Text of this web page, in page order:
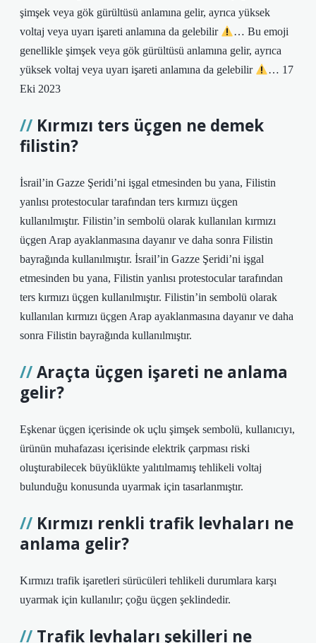
şimşek veya gök gürültüsü anlamına gelir, ayrıca yüksek
voltaj veya uyarı işareti anlamına da gelebilir
… Bu emoji
genellikle şimşek veya gök gürültüsü anlamına gelir, ayrıca
yüksek voltaj veya uyarı işareti anlamına da gelebilir
… 17
Eki 2023
Kırmızı ters üçgen ne demek
filistin?
İsrail’in Gazze Şeridi’ni işgal etmesinden bu yana, Filistin
yanlısı protestocular tarafından ters kırmızı üçgen
kullanılmıştır. Filistin’in sembolü olarak kullanılan kırmızı
üçgen Arap ayaklanmasına dayanır ve daha sonra Filistin
bayrağında kullanılmıştır. İsrail’in Gazze Şeridi’ni işgal
etmesinden bu yana, Filistin yanlısı protestocular tarafından
ters kırmızı üçgen kullanılmıştır. Filistin’in sembolü olarak
kullanılan kırmızı üçgen Arap ayaklanmasına dayanır ve daha
sonra Filistin bayrağında kullanılmıştır.
Araçta üçgen işareti ne anlama
gelir?
Eşkenar üçgen içerisinde ok uçlu şimşek sembolü, kullanıcıyı,
ürünün muhafazası içerisinde elektrik çarpması riski
oluşturabilecek büyüklükte yalıtılmamış tehlikeli voltaj
bulunduğu konusunda uyarmak için tasarlanmıştır.
Kırmızı renkli trafik levhaları ne
anlama gelir?
Kırmızı trafik işaretleri sürücüleri tehlikeli durumlara karşı
uyarmak için kullanılır; çoğu üçgen şeklindedir.
Trafik levhaları şekilleri ne